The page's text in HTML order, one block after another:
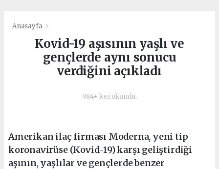
Anasayfa
Kovid-19 aşısının yaşlı ve
gençlerde aynı sonucu
verdiğini açıkladı
984+ kez okundu.
Amerikan ilaç firması Moderna, yeni tip
koronavirüse (Kovid-19) karşı geliştirdiği
aşının, yaşlılar ve gençlerde benzer